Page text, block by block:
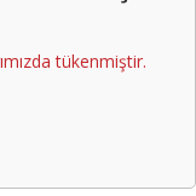
tükenmiştir.